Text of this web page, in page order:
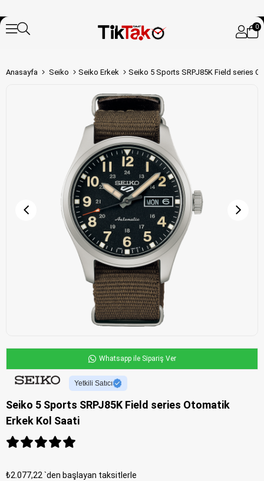
0
Anasayfa Seiko Seiko Erkek
Whatsapp ile Sipariş Ver
Yetkili Satıcı
Seiko 5 Sports SRPJ85K Field series Otomatik
Erkek Kol Saati
₺2.077,22 `den başlayan taksitlerle